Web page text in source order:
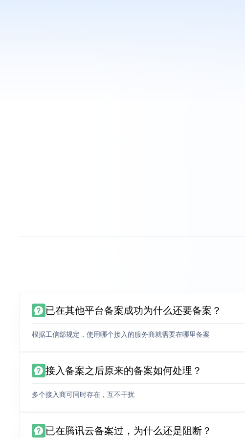
已在其他平台备案成功为什么还要备案？
根据工信部规定，使用哪个接入的服务商就需要在哪里备案
接入备案之后原来的备案如何处理？
多个接入商可同时存在，互不干扰
已在腾讯云备案过，为什么还是阻断？